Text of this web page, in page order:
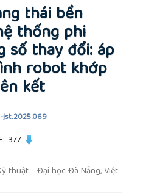
thái bền
thống phi
số thay đổi: áp
robot khớp
kết
jst.2025.069
377
thuật - Đại học Đà Nẵng, Việt